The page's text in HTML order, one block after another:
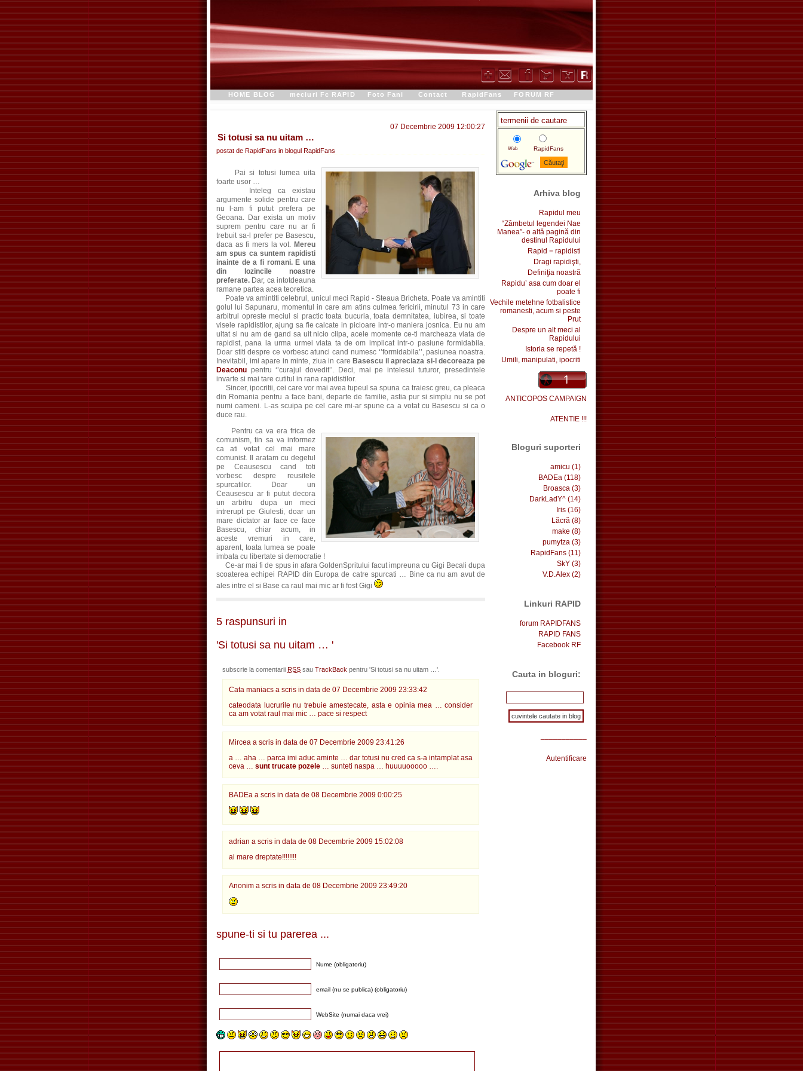
HOME BLOG meciuri Fc RAPID Foto Fani Contact RapidFans FORUM RF
07 Decembrie 2009 12:00:27
Si totusi sa nu uitam …
postat de RapidFans in blogul RapidFans
Pai si totusi lumea uita
foarte usor …
Inteleg ca existau
argumente solide pentru care
nu l-am fi putut prefera pe
Geoana. Dar exista un motiv
suprem pentru care nu ar fi
trebuit sa-l prefer pe Basescu,
daca as fi mers la vot. Mereu
am spus ca suntem rapidisti
inainte de a fi romani. E una
din lozincile noastre
preferate. Dar, ca intotdeauna
ramane partea acea teoretica.
Poate va amintiti celebrul, unicul meci Rapid - Steaua Bricheta. Poate va amintiti
golul lui Sapunaru, momentul in care am atins culmea fericirii, minutul 73 in care
arbitrul opreste meciul si practic toata bucuria, toata demnitatea, iubirea, si toate
visele rapidistilor, ajung sa fie calcate in picioare intr-o maniera josnica. Eu nu am
uitat si nu am de gand sa uit nicio clipa, acele momente ce-ti marcheaza viata de
rapidist, pana la urma urmei viata ta de om implicat intr-o pasiune formidabila.
Doar stiti despre ce vorbesc atunci cand numesc ‘’formidabila’’, pasiunea noastra.
Inevitabil, imi apare in minte, ziua in care Basescu il apreciaza si-l decoreaza pe
Deaconu pentru ‘’curajul dovedit’’. Deci, mai pe intelesul tuturor, presedintele
invarte si mai tare cutitul in rana rapidistilor.
Sincer, ipocritii, cei care vor mai avea tupeul sa spuna ca traiesc greu, ca pleaca
din Romania pentru a face bani, departe de familie, astia pur si simplu nu se pot
numi oameni. L-as scuipa pe cel care mi-ar spune ca a votat cu Basescu si ca o
duce rau.
Pentru ca va era frica de
comunism, tin sa va informez
ca ati votat cel mai mare
comunist. Il aratam cu degetul
pe Ceausescu cand toti
vorbesc despre reusitele
spurcatilor. Doar un
Ceausescu ar fi putut decora
un arbitru dupa un meci
intrerupt pe Giulesti, doar un
mare dictator ar face ce face
Basescu, chiar acum, in
aceste vremuri in care,
aparent, toata lumea se poate
imbata cu libertate si democratie !
Ce-ar mai fi de spus in afara GoldenSpritului facut impreuna cu Gigi Becali dupa
scoaterea echipei RAPID din Europa de catre spurcati … Bine ca nu am avut de
ales intre el si Base ca raul mai mic ar fi fost Gigi
5 raspunsuri in
'Si totusi sa nu uitam … '
subscrie la comentarii RSS sau TrackBack pentru 'Si totusi sa nu uitam …'.
Cata maniacs a scris in data de 07 Decembrie 2009 23:33:42
cateodata lucrurile nu trebuie amestecate, asta e opinia mea … consider
ca am votat raul mai mic … pace si respect
Mircea a scris in data de 07 Decembrie 2009 23:41:26
a … aha … parca imi aduc aminte … dar totusi nu cred ca s-a intamplat asa
ceva … sunt trucate pozele … sunteti naspa … huuuuooooo ….
BADEa a scris in data de 08 Decembrie 2009 0:00:25
adrian a scris in data de 08 Decembrie 2009 15:02:08
ai mare dreptate!!!!!!!!
Anonim a scris in data de 08 Decembrie 2009 23:49:20
spune-ti si tu parerea ...
Nume (obligatoriu)
email (nu se publica) (obligatoriu)
WebSite (numai daca vrei)
Web RapidFans
Arhiva blog
Rapidul meu
“Zâmbetul legendei Nae
Manea”- o altă pagină din
destinul Rapidului
Rapid = rapidisti
Dragi rapidişti,
Definiţia noastră
Rapidu’ asa cum doar el
poate fi
Vechile metehne fotbalistice
romanesti, acum si peste
Prut
Despre un alt meci al
Rapidului
Istoria se repetă !
Umili, manipulati, ipocriti
ANTICOPOS CAMPAIGN
ATENTIE !!!
Bloguri suporteri
amicu (1)
BADEa (118)
Broasca (3)
DarkLadY^ (14)
Iris (16)
Lăcră (8)
make (8)
pumytza (3)
RapidFans (11)
SkY (3)
V.D.Alex (2)
Linkuri RAPID
forum RAPIDFANS
RAPID FANS
Facebook RF
Cauta in bloguri:
Autentificare